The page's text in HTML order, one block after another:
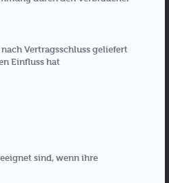
Vertragsschluss geliefert
Einfluss hat
sind, wenn ihre